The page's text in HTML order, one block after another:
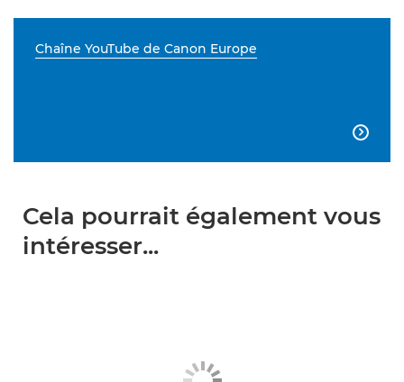
Chaîne YouTube de Canon Europe

Cela pourrait également vous
intéresser...